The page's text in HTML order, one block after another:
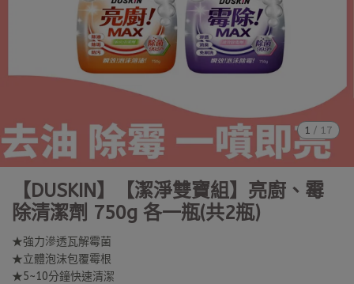
1 / 17
【DUSKIN】【潔淨雙寶組】亮廚、霉
除清潔劑 750g 各一瓶(共2瓶)
★強力滲透瓦解霉菌
★立體泡沫包覆霉根
★5~10分鐘快速清潔